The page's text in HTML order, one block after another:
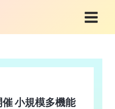
小規模多機能